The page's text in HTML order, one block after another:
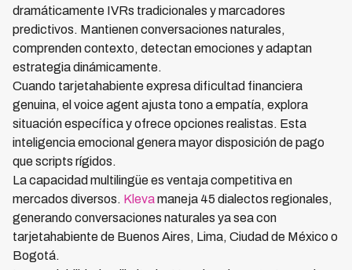
dramáticamente IVRs tradicionales y marcadores
predictivos. Mantienen conversaciones naturales,
comprenden contexto, detectan emociones y adaptan
estrategia dinámicamente.
Cuando tarjetahabiente expresa dificultad financiera
genuina, el voice agent ajusta tono a empatía, explora
situación específica y ofrece opciones realistas. Esta
inteligencia emocional genera mayor disposición de pago
que scripts rígidos.
La capacidad multilingüe es ventaja competitiva en
mercados diversos. Klevamaneja 45 dialectos regionales,
generando conversaciones naturales ya sea con
tarjetahabiente de Buenos Aires, Lima, Ciudad de México o
Bogotá.